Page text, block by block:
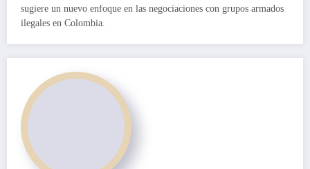
sugiere un nuevo enfoque en las negociaciones con grupos armados
ilegales en Colombia.